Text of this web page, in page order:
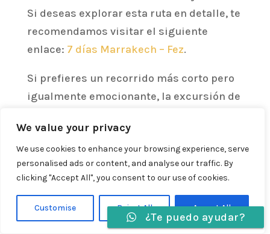
We value your privacy
We use cookies to enhance your browsing experience, serve
personalised ads or content, and analyse our traffic. By
clicking "Accept All", you consent to our use of cookies.
Customise Reject All Accept All
Si deseas explorar esta ruta en detalle, te
recomendamos visitar el siguiente
enlace: 7 días Marrakech – Fez.
Si prefieres un recorrido más corto pero
igualmente emocionante, la excursión de
ser la opción perfecta para ti. Descubre
más sobre esta ruta en el siguiente
enlace:4 días Marrakech – Fez.
Además, Tour Bereber ofrece una
variedad de rutas desde diferentes
Idiomas » ¿Te puedo ayudar?